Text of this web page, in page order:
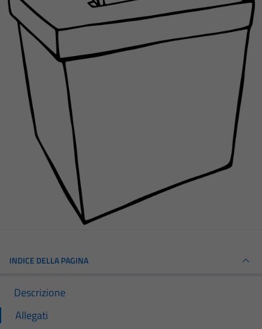
INDICE DELLA PAGINA
Descrizione
Allegati